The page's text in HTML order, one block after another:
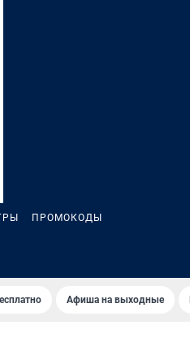
ПРОМОКОДЫ
Афиша на выходные